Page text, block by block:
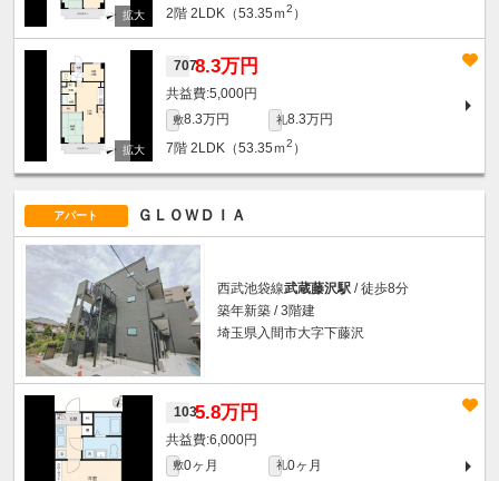
2階 2LDK（53.35ｍ2 ）
7078.3万円
5,000円
敷8.3万円 礼8.3万円
7階 2LDK（53.35ｍ2 ）
アパート ＧＬＯＷＤＩＡ
西武池袋線武蔵藤沢駅 / 徒歩8分
築年新築 / 3階建
埼玉県入間市大字下藤沢
1035.8万円
6,000円
敷0ヶ月 礼0ヶ月